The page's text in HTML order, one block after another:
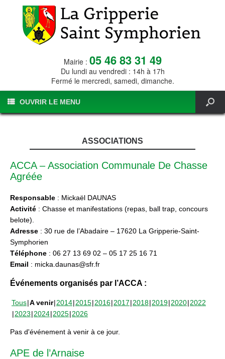
Mairie : 05 46 83 31 49
Du lundi au vendredi : 14h à 17h
Fermé le mercredi, samedi, dimanche.
OUVRIR LE MENU
ASSOCIATIONS
ACCA – Association Communale De Chasse
Agréée
Responsable : Mickaël DAUNAS
Activité : Chasse et manifestations (repas, ball trap, concours
belote).
Adresse : 30 rue de l’Abadaire – 17620 La Gripperie-Saint-
Symphorien
Téléphone : 06 27 13 69 02 – 05 17 25 16 71
Email : micka.daunas@sfr.fr
Événements organisés par l’ACCA :
Tous A venir 2014 2015 2016 2017 2018 2019 2020 2022
2023 2024 2025 2026
Pas d'événement à venir à ce jour.
APE de l’Arnaise